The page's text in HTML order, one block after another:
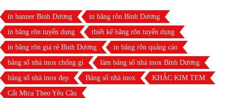
in banner Bình Dương
in băng rôn Bình Dương
in băng rôn tuyển dụng
thiết kế băng rôn tuyển dụng
in băng rôn giá rẻ Bình Dương
in băng rôn quảng cáo
bảng số nhà inox chống gỉ
làm bảng số nhà inox Bình Dương
bảng số nhà inox đẹp
Bảng số nhà inox
KHẮC KIM TEM
Cắt Mica Theo Yêu Cầu